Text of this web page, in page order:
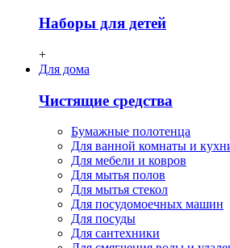
Наборы для детей
+
Для дома
Чистящие средства
Бумажные полотенца
Для ванной комнаты и
Для мебели и ковров
Для мытья полов
Для мытья стекол
Для посудомоечных машин
Для посуды
Для сантехники